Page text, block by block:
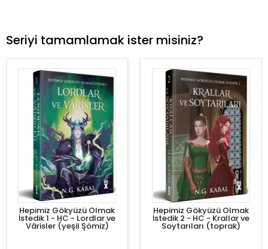
Seriyi tamamlamak ister misiniz?
Hepimiz Gökyüzü Olmak
İstedik 1 - HC - Lordlar ve
Vârisler (yeşil Şömiz)
Hepimiz Gökyüzü Olmak
İstedik 2 - HC - Krallar ve
Soytarıları (toprak)